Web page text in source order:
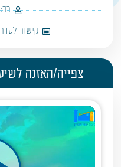
רב:
קישור
צפייה/האזנה